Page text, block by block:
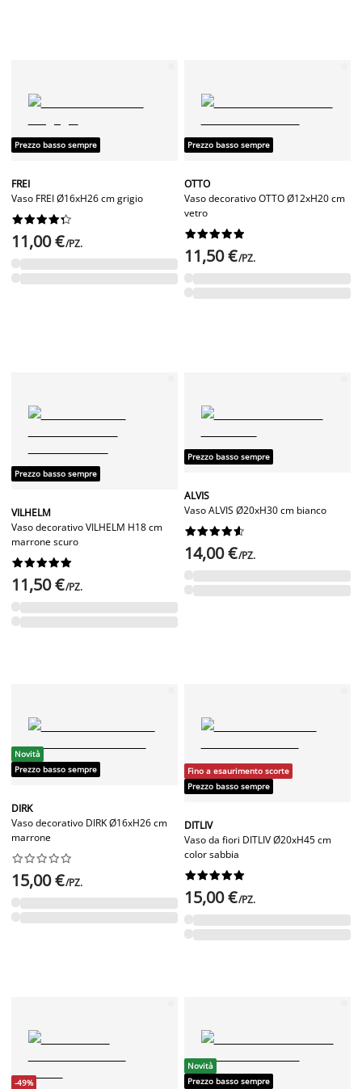
Prezzo basso sempre
FREI
Vaso FREI Ø16xH26 cm grigio






11,00 €/PZ.
Prezzo basso sempre
OTTO
Vaso decorativo OTTO Ø12xH20 cm
vetro






11,50 €/PZ.
Prezzo basso sempre
VILHELM
Vaso decorativo VILHELM H18 cm
marrone scuro






11,50 €/PZ.
Prezzo basso sempre
ALVIS
Vaso ALVIS Ø20xH30 cm bianco






14,00 €/PZ.
Novità
Prezzo basso sempre
DIRK
Vaso decorativo DIRK Ø16xH26 cm
marrone






15,00 €/PZ.
Fino a esaurimento scorte
Prezzo basso sempre
DITLIV
Vaso da fiori DITLIV Ø20xH45 cm
color sabbia






15,00 €/PZ.
-49%
Novità
Prezzo basso sempre